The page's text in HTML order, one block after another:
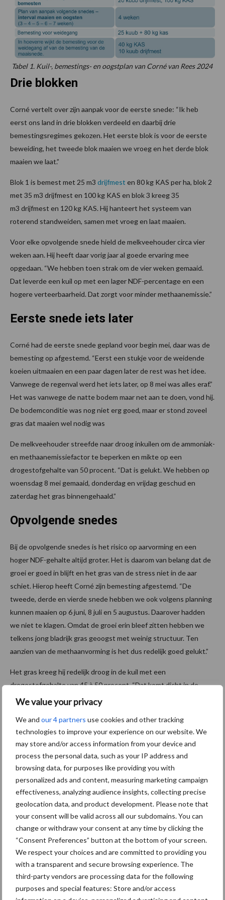
We value your privacy
We and our 4 partners use cookies and other tracking
technologies to improve your experience on our website. We
may store and/or access information from your device and
process the personal data, such as your IP address and
browsing data, for purposes like providing you with
personalized ads and content, measuring marketing campaign
effectiveness, analyzing audience insights, collecting precise
geolocation data, and product development. Please note that
your consent will be valid across all our subdomains. You can
change or withdraw your consent at any time by clicking the
“Consent Preferences” button at the bottom of your screen.
We respect your choices and are committed to providing you
with a transparent and secure browsing experience. The
third-party vendors are processing data for the following
purposes and special features: Store and/or access
Tabel 1. Kuil-, bemestings- en oogstplan van Corné van Rees 2024
Drie blokken
Corné vertelt over zijn aanpak voor de eerste snede: “Ik heb
eerst ons land in drie blokken verdeeld en daarbij drie
bemestingsregimes gekozen. Het eerste blok is voor de eerste
beweiding, het tweede blok maaien we vroeg en het derde blok
maaien we laat.”
Blok 1 is bemest met 25 m3 drijfmest en 80 kg KAS per ha, blok 2
met 35 m3 drijfmest en 100 kg KAS en blok 3 kreeg 35
m3 drijfmest en 120 kg KAS. Hij hanteert het systeem van
roterend standweiden, samen met vroeg en laat maaien.
Voor elke opvolgende snede hield de melkveehouder circa vier
weken aan. Hij heeft daar vorig jaar al goede ervaring mee
opgedaan. “We hebben toen strak om de vier weken gemaaid.
Dat leverde een kuil op met een lager NDF-percentage en een
hogere verteerbaarheid. Dat zorgt voor minder methaanemissie.”
Eerste snede iets later
Corné had de eerste snede gepland voor begin mei, daar was de
bemesting op afgestemd. “Eerst een stukje voor de weidende
koeien uitmaaien en een paar dagen later de rest was het idee.
Vanwege de regenval werd het iets later, op 8 mei was alles eraf.”
Het was vanwege de natte bodem maar net aan te doen, vond hij.
De bodemconditie was nog niet erg goed, maar er stond zoveel
gras dat maaien wel nodig was
De melkveehouder streefde naar droog inkuilen om de ammoniak-
en methaanemissiefactor te beperken en mikte op een
drogestofgehalte van 50 procent. “Dat is gelukt. We hebben op
woensdag 8 mei gemaaid, donderdag en vrijdag geschud en
zaterdag het gras binnengehaald.”
Opvolgende snedes
Bij de opvolgende snedes is het risico op aarvorming en een
hoger NDF-gehalte altijd groter. Het is daarom van belang dat de
groei er goed in blijft en het gras van de stress niet in de aar
schiet. Hierop heeft Corné zijn bemesting afgestemd. “De
tweede, derde en vierde snede hebben we ook volgens planning
kunnen maaien op 6 juni, 8 juli en 5 augustus. Daarover hadden
we niet te klagen. Omdat de groei erin bleef zitten hebben we
telkens jong bladrijk gras geoogst met weinig structuur. Ten
aanzien van de methaanvorming is het dus redelijk goed gelukt.”
Het gras kreeg hij redelijk droog in de kuil met een
drogestofgehalte van 45 à 50 procent. “Dat komt dicht in de
buurt van het streefcijfer van 50 procent. Gezien de nattigheid is
Variatie in bemesting bij Kuil van de
Toekomst
Bij de derde snede bemestte hij met 25 m3 drijfmest en 100 kg
KAS. Voor de vierde snede gebruikte Corné naast 20
m3 drijfmest in plaats van kunstmest ook 15
m3 mineralenconcentraat uit een mestverwerker. “Dit heb ik voor
het eerst gebruikt en dat is goed bevallen. Dankzij de kali in deze
De kracht van het concept Kuil van de Toekomst is de planmatige
aanpak en het aanhouden van een strak maairegime, blijkt uit de
ervaringen van Corné. “Je moet het weer wel meehebben, maar